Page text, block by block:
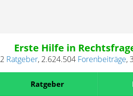
Erste Hilfe in
Ratgeber, 2.624.504 Forenbeiträge,
Ratgeber